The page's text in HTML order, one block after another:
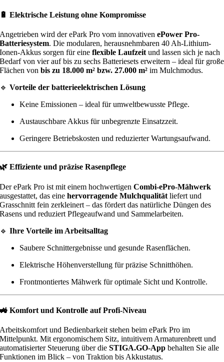
🔋Elektrische Leistung ohne Kompromisse
Angetrieben wird der ePark Pro vom innovativenePower Pro-
Batteriesystem. Die modularen, herausnehmbaren 40 Ah-Lithium-
Ionen-Akkus sorgen für eineflexible Laufzeit und lassen sich je nach
Bedarf von vier auf bis zu sechs Batteriesets erweitern – ideal für große
Flächen vonbis zu 18.000 m² bzw. 27.000 m² im Mulchmodus.
🔹Vorteile der batterieelektrischen Lösung
Keine Emissionen – ideal für umweltbewusste Pflege.
Austauschbare Akkus für unbegrenzte Einsatzzeit.
Geringere Betriebskosten und reduzierter Wartungsaufwand.
🌿Effiziente und präzise Rasenpflege
Der ePark Pro ist mit einem hochwertigenCombi-ePro-Mähwerk
ausgestattet, das einehervorragende Mulchqualität liefert und
Grasschnitt fein zerkleinert – das fördert das natürliche Düngen des
Rasens und reduziert Pflegeaufwand und Sammelarbeiten.
🔹Ihre Vorteile im Arbeitsalltag
Saubere Schnittergebnisse und gesunde Rasenflächen.
Elektrische Höhenverstellung für präzise Schnitthöhen.
Frontmontiertes Mähwerk für optimale Sicht und Kontrolle.
🚜Komfort und Kontrolle auf Profi-Niveau
Arbeitskomfort und Bedienbarkeit stehen beim ePark Pro im
Mittelpunkt. Mit ergonomischem Sitz, intuitivem Armaturenbrett und
automatisierter Steuerung über dieSTIGA.GO-App behalten Sie alle
Funktionen im Blick – von Traktion bis Akkustatus.